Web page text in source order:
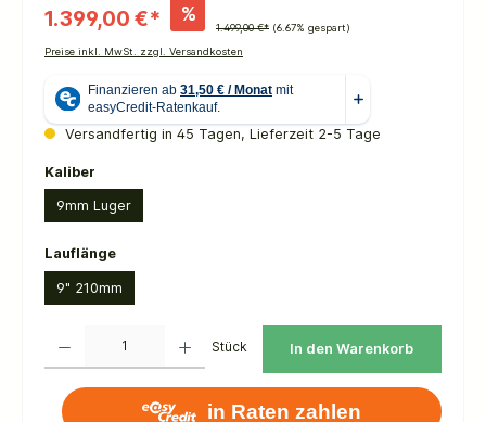
1.399,00 €* %
1.499,00 €* (6.67% gespart)
Preise inkl. MwSt. zzgl. Versandkosten
Versandfertig in 45 Tagen, Lieferzeit 2-5 Tage
Kaliber
9mm Luger
Lauflängeauswählen
9" 210mm
Stück In den Warenkorb